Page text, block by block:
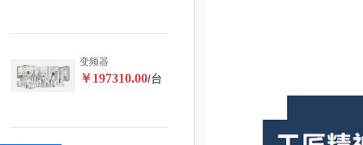
变频器
￥197310.00/台